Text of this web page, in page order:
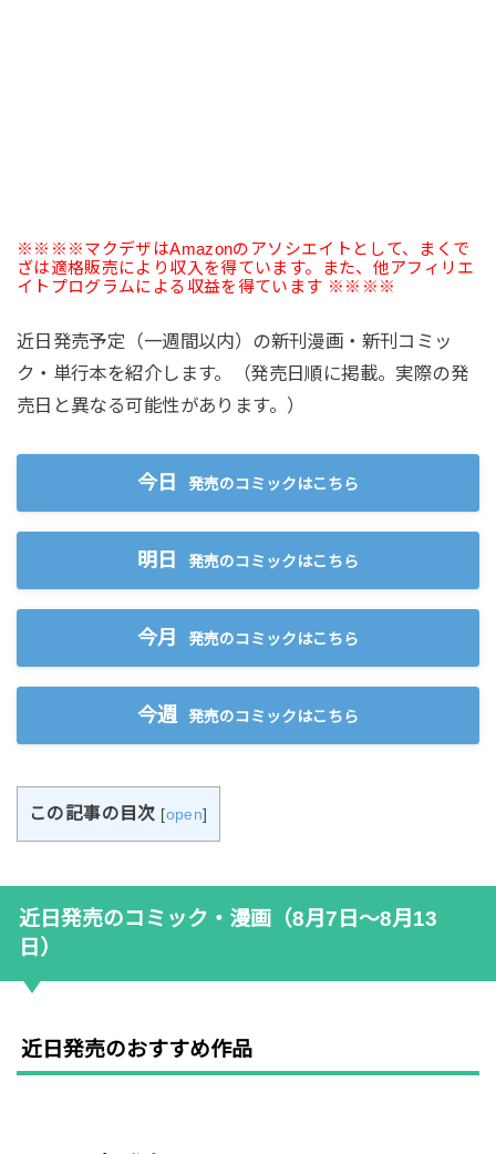
※※※※マクデザはAmazonのアソシエイトとして、まくで
ざは適格販売により収入を得ています。また、他アフィリエ
イトプログラムによる収益を得ています ※※※※
近日発売予定（一週間以内）の新刊漫画・新刊コミッ
ク・単行本を紹介します。（発売日順に掲載。実際の発
売日と異なる可能性があります。）
今日 発売のコミックはこちら
明日 発売のコミックはこちら
今月 発売のコミックはこちら
今週 発売のコミックはこちら
この記事の目次 [open]
近日発売のコミック・漫画（8月7日〜8月13
日）
近日発売のおすすめ作品